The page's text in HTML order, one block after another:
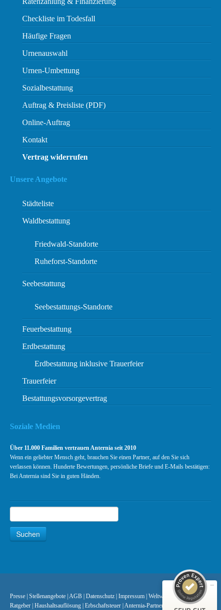
Checkliste im Todesfall
Häufige Fragen
Urnenauswahl
Urnen-Umbettung
Sozialbestattung
Auftrag & Preisliste (PDF)
Online-Auftrag
Kontakt
Vertrag widerrufen
Unsere Angebote
Städteliste
Waldbestattung
Friedwald-Standorte
Ruheforst-Standorte
Seebestattung
Seebestattungs-Standorte
Feuerbestattung
Erdbestattung
Erdbestattung inklusive Trauerfeier
Trauerfeier
Bestattungsvorsorgevertrag
Soziale Medien
Über 11.000 Familien vertrauen Anternia seit 2010
Wenn ein geliebter Mensch geht, brauchen Sie einen Partner, auf den Sie sich
verlassen können. Hunderte Bewertungen, persönliche Briefe und E-Mails bestätigen:
Bei Anternia sind Sie in guten Händen.
Suchen
Presse Stellenangebote AGB Datenschutz Impressum Weltweite Überführungen
Ratgeber Haushaltsauflösung Erbschaftsteuer Anternia-Partner
447
Bewertungen auf
512
Bewertungen von 2